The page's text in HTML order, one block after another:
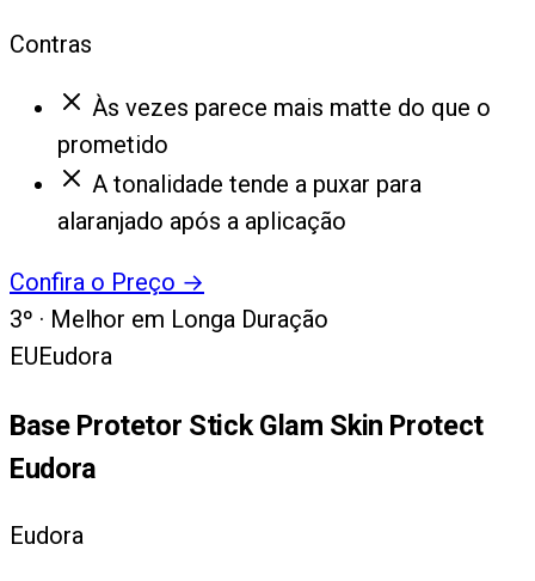
Contras
Às vezes parece mais matte do que o
prometido
A tonalidade tende a puxar para
alaranjado após a aplicação
Confira o Preço →
3º · Melhor em Longa Duração
EUEudora
Base Protetor Stick Glam Skin Protect
Eudora
Eudora